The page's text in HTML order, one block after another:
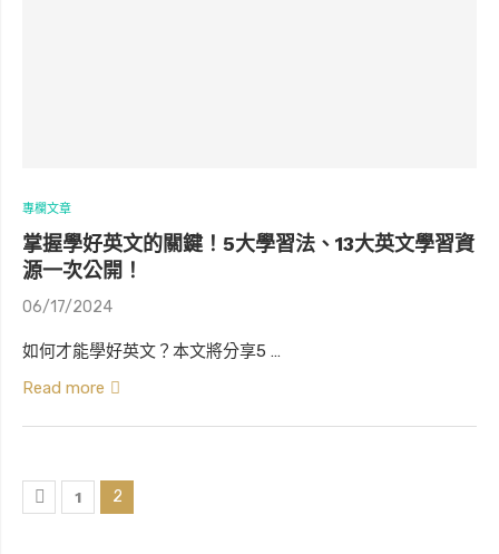
專欄文章
掌握學好英文的關鍵！5大學習法、13大英文學習資
源一次公開！
06/17/2024
如何才能學好英文？本文將分享5 …
Read more
1 2